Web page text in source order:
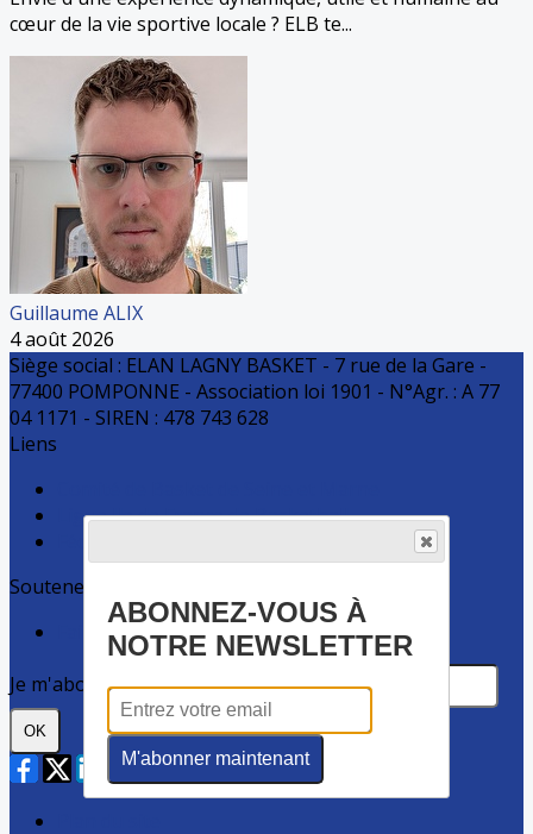
cœur de la vie sportive locale ? ELB te...
Guillaume ALIX
4 août 2026
Siège social : ELAN LAGNY BASKET - 7 rue de la Gare -
77400 POMPONNE - Association loi 1901 - N°Agr. : A 77
04 1171 - SIREN : 478 743 628
Liens
Ligue Ile de France de Basketball
Soutenez ELB
Faire un don
Je m'abonne à la newsletter
OK
ABONNEZ-VOUS À
NOTRE NEWSLETTER
M'abonner maintenant